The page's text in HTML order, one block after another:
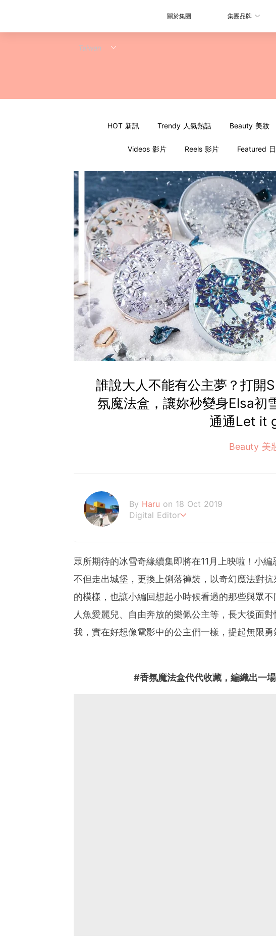
關於集團 集團品牌
HOT 新訊 Trendy 人氣熱話 Beauty 美妝
Videos 影片 Reels 影片 Featured
誰說大人不能有公主夢？打開
氛魔法盒，讓妳秒變身Elsa初
通通Let it
Beauty 美
By Haru on 18 Oct 2019
Digital Editor
眾所期待的冰雪奇緣續集即將在11月上映啦！小
不但走出城堡，更換上俐落褲裝，以奇幻魔法對
的模樣，也讓小編回想起小時候看過的那些與眾
人魚愛麗兒、自由奔放的樂佩公主等，長大後面
我，實在好想像電影中的公主們一樣，提起無限勇
#香氛魔法盒代代收藏，編織出一